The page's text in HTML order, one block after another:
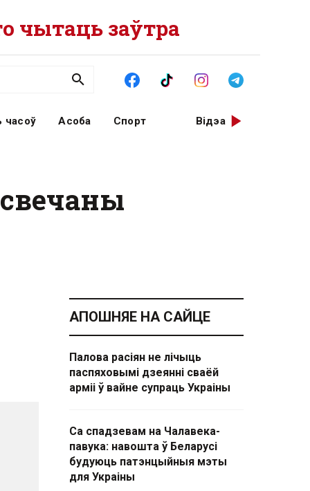
чытаць заўтра
часоў Асоба Спорт Відэа
АПОШНЯЕ НА САЙЦЕ
Палова расіян не лічыць
паспяховымі дзеянні сваёй
арміі ў вайне супраць Украіны
Са спадзевам на Чалавека-
павука: навошта ў Беларусі
будуюць патэнцыйныя мэты
для Украіны